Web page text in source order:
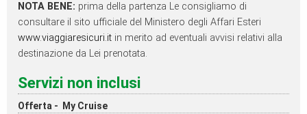
NOTA BENE: prima della partenza Le consigliamo di
consultare il sito ufficiale del Ministero degli Affari Esteri
www.viaggiaresicuri.it in merito ad eventuali avvisi relativi alla
destinazione da Lei prenotata.
Servizi non inclusi
Offerta - My Cruise